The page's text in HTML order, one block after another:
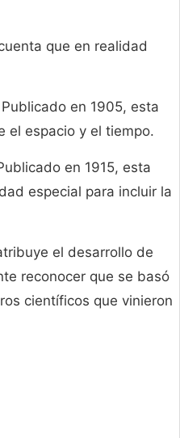
que en realidad
Publicado en 1905, esta
el espacio y el tiempo.
en 1915, esta
especial para incluir la
el desarrollo de
reconocer que se basó
científicos que vinieron